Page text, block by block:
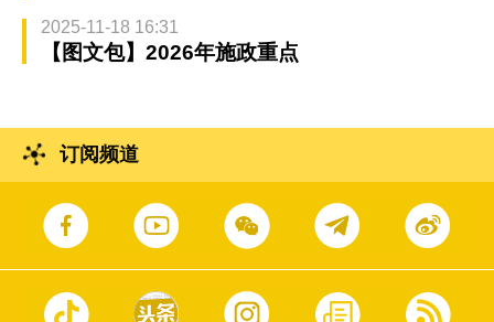
2025-11-18 16:31
【图文包】2026年施政重点
订阅频道